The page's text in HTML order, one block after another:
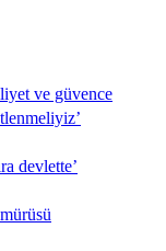
ve güvence
devlette’